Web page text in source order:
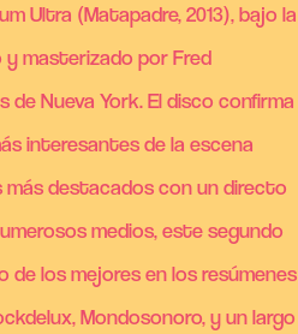
Ultra (Matapadre, 2013), bajo la
y masterizado por Fred
Nueva York. El disco confirma
interesantes de la escena
más destacados con un directo
medios, este segundo
los mejores en los resúmenes
Mondosonoro, y un largo